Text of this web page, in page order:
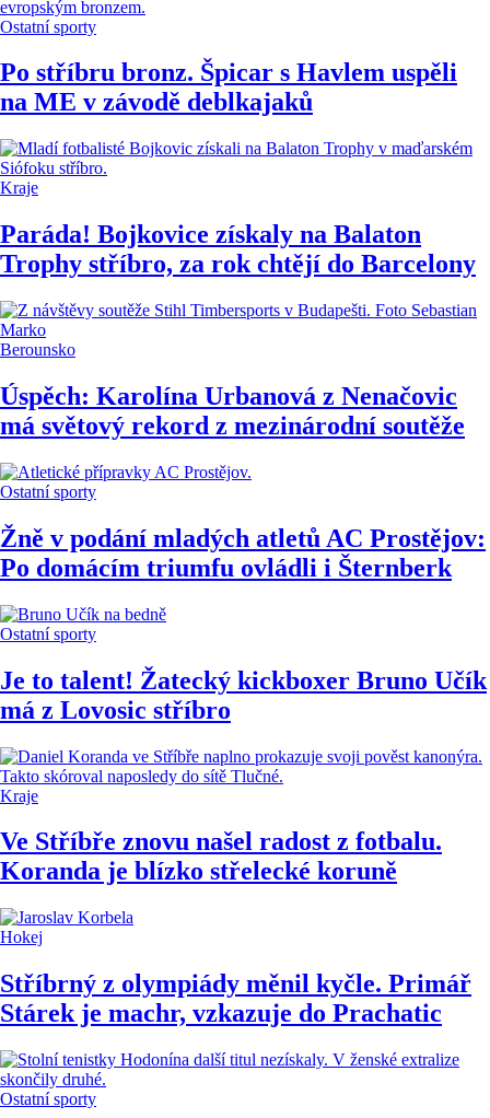
Ostatní sporty
Po stříbru bronz. Špicar s Havlem uspěli
na ME v závodě deblkajaků
Kraje
Paráda! Bojkovice získaly na Balaton
Trophy stříbro, za rok chtějí do Barcelony
Berounsko
Úspěch: Karolína Urbanová z Nenačovic
má světový rekord z mezinárodní soutěže
Ostatní sporty
Žně v podání mladých atletů AC Prostějov:
Po domácím triumfu ovládli i Šternberk
Ostatní sporty
Je to talent! Žatecký kickboxer Bruno Učík
má z Lovosic stříbro
Kraje
Ve Stříbře znovu našel radost z fotbalu.
Koranda je blízko střelecké koruně
Hokej
Stříbrný z olympiády měnil kyčle. Primář
Stárek je machr, vzkazuje do Prachatic
Ostatní sporty